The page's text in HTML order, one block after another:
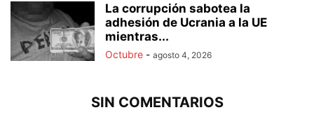
La corrupción sabotea la
adhesión de Ucrania a la UE
mientras...
Octubre - agosto 4, 2026
SIN COMENTARIOS